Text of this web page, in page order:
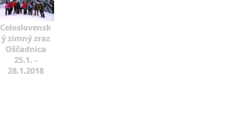
Celoslovensk
ý zimný zraz
Oščadnica
25.1. -
28.1.2018